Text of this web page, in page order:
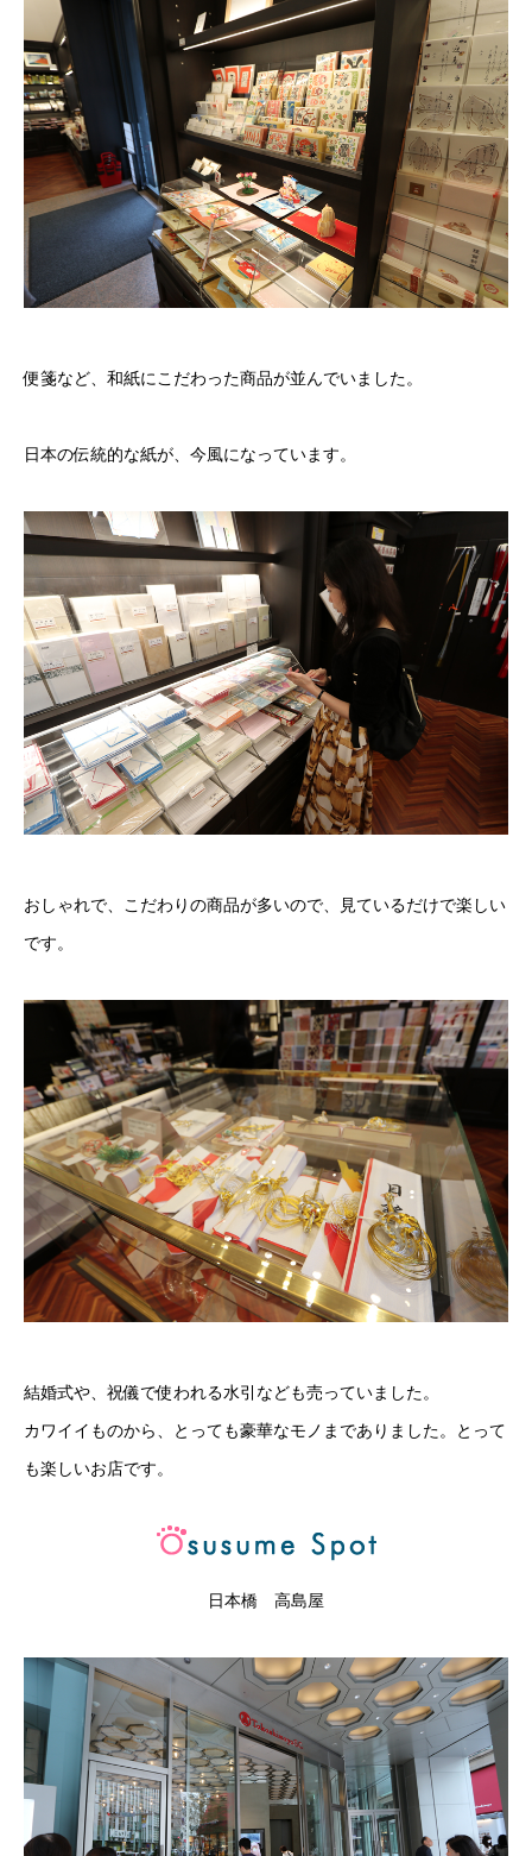
便箋など、和紙にこだわった商品が並んでいました。
日本の伝統的な紙が、今風になっています。
おしゃれで、こだわりの商品が多いので、見ているだけで楽しい
です。
結婚式や、祝儀で使われる水引なども売っていました。
カワイイものから、とっても豪華なモノまでありました。とって
も楽しいお店です。
日本橋 高島屋